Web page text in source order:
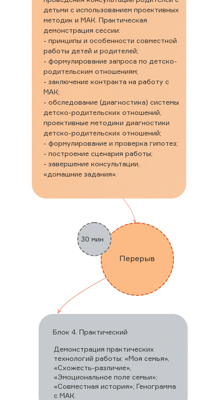
детьми с использованием проективных
методик и МАК. Практическая
демонстрация сессии:
- принципы и особенности совместной
работы детей и родителей;
- формулирование запроса по детско-
родительским отношениям;
- заключение контракта на работу с
МАК;
- обследование (диагностика) системы
детско-родительских отношений,
проективные методики диагностики
детско-родительских отношений;
- формулирование и проверка гипотез;
- построение сценария работы;
- завершение консультации,
«домашние задания».
30 мин
Демонстрация практических
технологий работы: «Моя семья»,
«Схожесть-различие»,
«Эмоциональное поле семьи»;
«Совместная история»; Генограмма
с МАК.
Блок 4. Практический
Перерыв